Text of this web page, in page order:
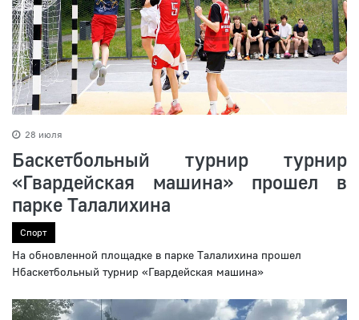
28 июля
Баскетбольный турнир турнир
«Гвардейская машина» прошел в
парке Талалихина
Спорт
На обновленной площадке в парке Талалихина прошел
Нбаскетбольный турнир «Гвардейская машина»